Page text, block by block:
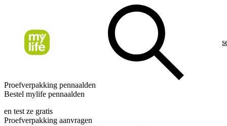
Proefverpakking pennaalden
Bestel mylife pennaalden
en test ze gratis
Proefverpakking aanvragen